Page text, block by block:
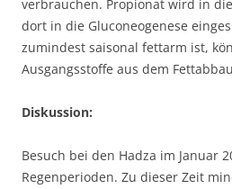
verbrauchen. Propionat wird in
dort in die Gluconeogenese
zumindest saisonal fettarm ist,
Ausgangsstoffe aus dem
Diskussion:
Besuch bei den Hadza im Januar
Regenperioden. Zu dieser Zeit